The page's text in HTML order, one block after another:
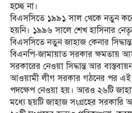
হচ্ছে না।
বিএসসিতে ১৯৯১ সাল থেকে নতুন
হয়নি। ১৯৯৬ সালে শেখ হাসিনার
বিএসসিতে নতুন জাহাজ কেনার
বিএনপি-জামায়াত সরকার ক্ষমতায়
সরকারের নেওয়া সিদ্ধান্ত আর
আওয়ামী লীগ সরকার গঠনের পর এই
পদক্ষেপ নেওয়া হয়। আরও ২৬টি
মধ্যে ছয়টি জাহাজ সংগ্রহের সরকারি